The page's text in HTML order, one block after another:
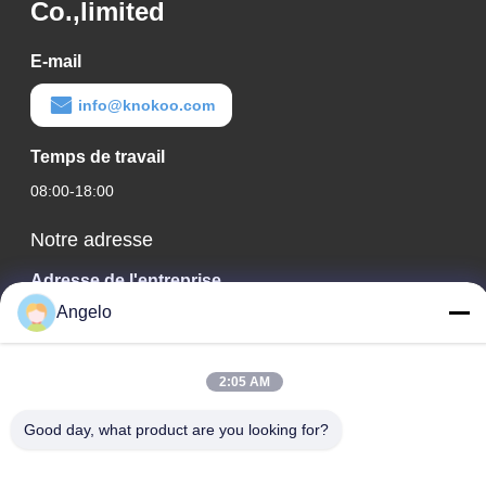
Co.,limited
E-mail
info@knokoo.com
Temps de travail
08:00-18:00
Notre adresse
Adresse de l'entreprise
Chambre 1508, bâtiment d'affaires Taojing, rue Minbao, rue
Minzhi, district de Longhua, ville de Shenzhen, province du
District de Longhua, ville de Shenzhen, province du
Angelo
2:05 AM
Good day, what product are you looking for?